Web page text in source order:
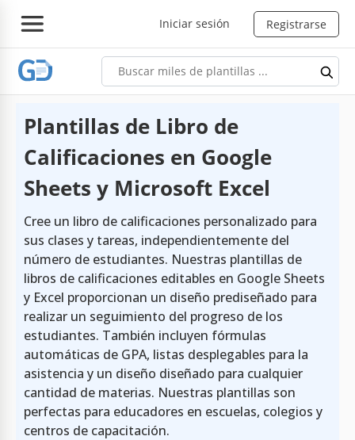
Iniciar sesión Registrarse
Plantillas de Libro de
Calificaciones en Google
Sheets y Microsoft Excel
Cree un libro de calificaciones personalizado para
sus clases y tareas, independientemente del
número de estudiantes. Nuestras plantillas de
libros de calificaciones editables en Google Sheets
y Excel proporcionan un diseño prediseñado para
realizar un seguimiento del progreso de los
estudiantes. También incluyen fórmulas
automáticas de GPA, listas desplegables para la
asistencia y un diseño diseñado para cualquier
cantidad de materias. Nuestras plantillas son
perfectas para educadores en escuelas, colegios y
centros de capacitación.